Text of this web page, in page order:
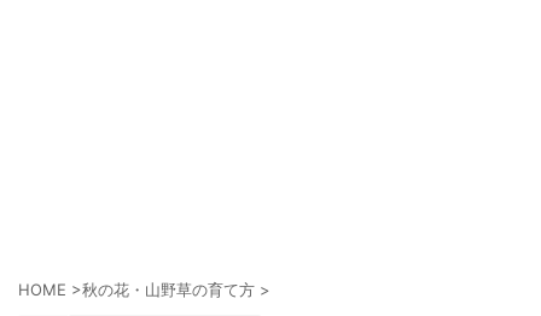
HOME >秋の花・山野草の育て方 >